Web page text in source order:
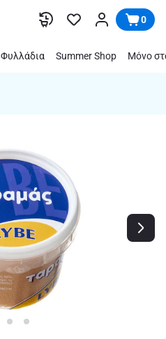
0
Φυλλάδια Summer Shop Μόνο